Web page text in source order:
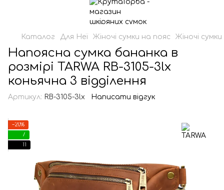
Каталог Для Неї Жіночі сумки на пояс Жіночі
Напоясна сумка бананка в
розмірі TARWA RB-3105-3lx
коньячна 3 відділення
Артикул: RB-3105-3lx Написати відгук
−20%
7
11